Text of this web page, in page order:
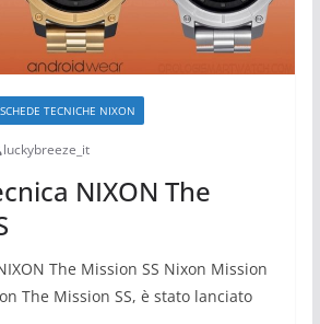
SCHEDE TECNICHE NIXON
luckybreeze_it
NIXON The
The Mission SS Nixon Mission
The Mission SS, è stato lanciato